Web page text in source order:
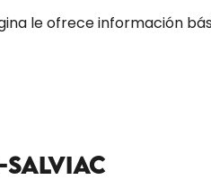
le ofrece información